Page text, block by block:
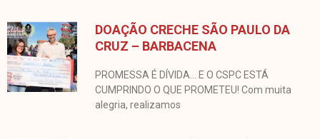
DOAÇÃO CRECHE SÃO PAULO DA
CRUZ – BARBACENA
PROMESSA É DÍVIDA… E O CSPC ESTÁ
CUMPRINDO O QUE PROMETEU! Com muita
alegria, realizamos